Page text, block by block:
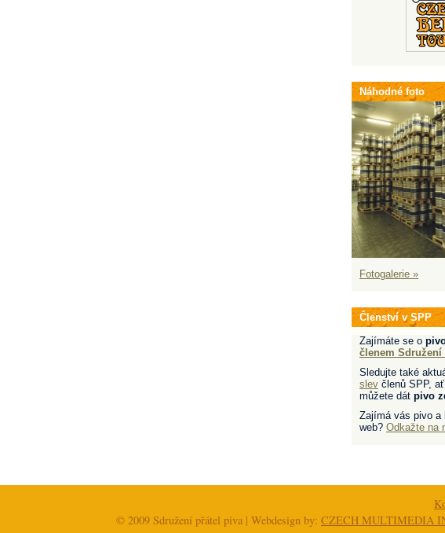
Náhodné foto
Fotogalerie »
Členství v SPP
Zajímáte se o
členem Sdružení
Sledujte také
slev členů SPP,
můžete dát pivo
Zajímá vás pivo a
web? Odkažte na
© 2009 Sdružení přátel piva | Webdesign by:CZECH MULTIMEDIA